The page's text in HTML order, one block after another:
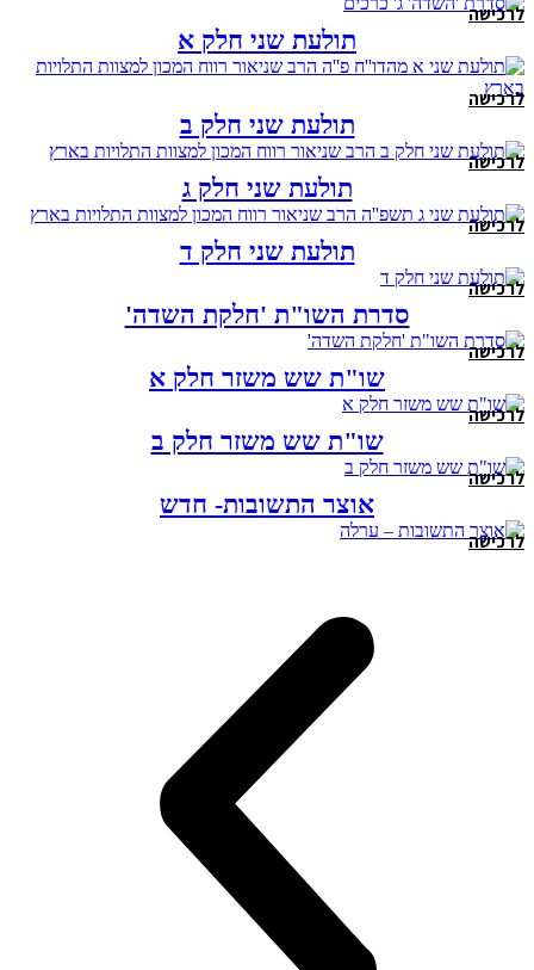
לרכישה
תולעת שני חלק א
לרכישה
תולעת שני חלק ב
לרכישה
תולעת שני חלק ג
לרכישה
תולעת שני חלק ד
לרכישה
סדרת השו"ת 'חלקת השדה'
לרכישה
שו"ת שש משזר חלק א
לרכישה
שו"ת שש משזר חלק ב
לרכישה
אוצר התשובות- חדש
לרכישה